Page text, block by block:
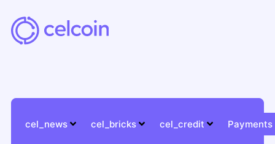
cel_news cel_bricks cel_credit Payments